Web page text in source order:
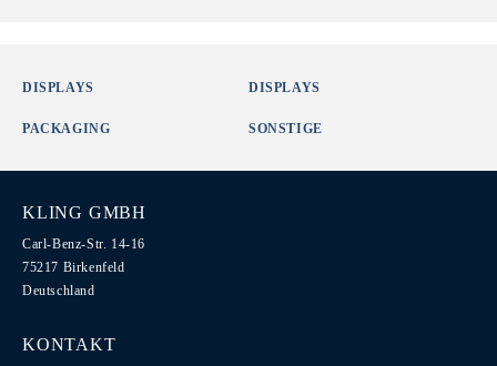
DISPLAYS DISPLAYS
PACKAGING SONSTIGE
KLING GMBH
Carl-Benz-Str. 14-16
75217 Birkenfeld
Deutschland
KONTAKT